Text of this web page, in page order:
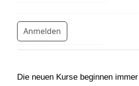
Anmelden
Die neuen Kurse beginnen